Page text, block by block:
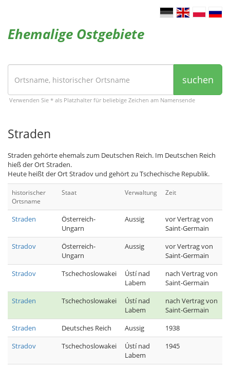
Ehemalige Ostgebiete
suchen
Verwenden Sie * als Platzhalter für beliebige Zeichen am Namensende
Straden
Straden gehörte ehemals zum Deutschen Reich. Im Deutschen Reich
hieß der Ort Straden.
Heute heißt der Ort Stradov und gehört zu Tschechische Republik.
historischer
Ortsname
Staat Verwaltung Zeit
Straden
Österreich-
Ungarn
Aussig
vor Vertrag von
Saint-Germain
Stradov
Österreich-
Ungarn
Aussig
vor Vertrag von
Saint-Germain
Stradov
Tschechoslowakei
Ústí nad
Labem
nach Vertrag von
Saint-Germain
Straden
Tschechoslowakei
Ústí nad
Labem
nach Vertrag von
Saint-Germain
Straden
Deutsches Reich Aussig
1938
Stradov
Tschechoslowakei
Ústí nad
Labem
1945